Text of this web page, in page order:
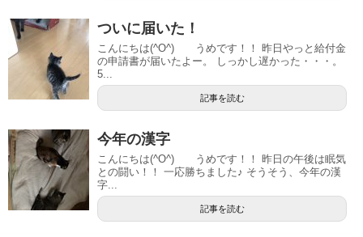
ついに届いた！
こんにちは(^O^) うめです！！ 昨日やっと給付金
の申請書が届いたよー。 しっかし遅かった・・・。
5...
記事を読む
今年の漢字
こんにちは(^O^) うめです！！ 昨日の午後は眠気
との闘い！！ 一応勝ちました♪ そうそう、今年の漢
字...
記事を読む